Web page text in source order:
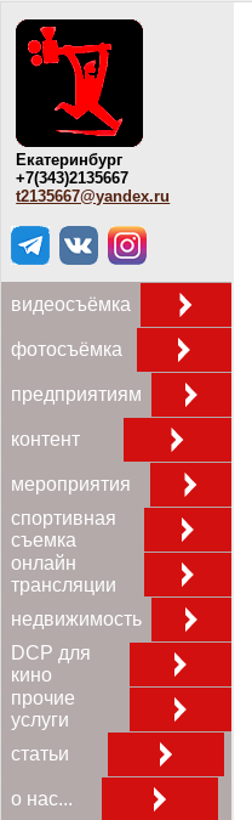
Екатеринбург
+7(343)2135667
t2135667@yandex.ru
видеосъёмка
фотосъёмка
предприятиям
контент
мероприятия
спортивная
съемка
онлайн
трансляции
недвижимость
DCP для
кино
прочие
услуги
статьи
о нас...